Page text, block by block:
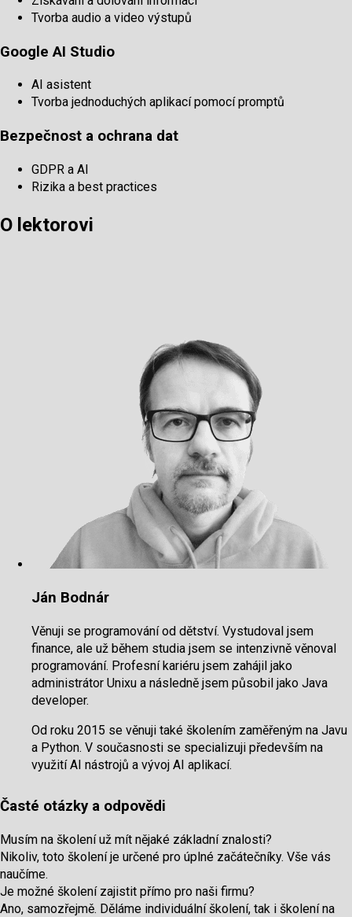
Tvorba audio a video výstupů
Google AI Studio
AI asistent
Tvorba jednoduchých aplikací pomocí promptů
Bezpečnost a ochrana dat
GDPR a AI
Rizika a best practices
O lektorovi
Ján Bodnár
Věnuji se programování od dětství. Vystudoval jsem
finance, ale už během studia jsem se intenzivně věnoval
programování. Profesní kariéru jsem zahájil jako
administrátor Unixu a následně jsem působil jako Java
developer.
Od roku 2015 se věnuji také školením zaměřeným na Javu
a Python. V současnosti se specializuji především na
využití AI nástrojů a vývoj AI aplikací.
Časté otázky a odpovědi
Musím na školení už mít nějaké základní znalosti?
Nikoliv, toto školení je určené pro úplné začátečníky. Vše vás
naučíme.
Je možné školení zajistit přímo pro naši firmu?
Ano, samozřejmě. Děláme individuální školení, tak i školení na